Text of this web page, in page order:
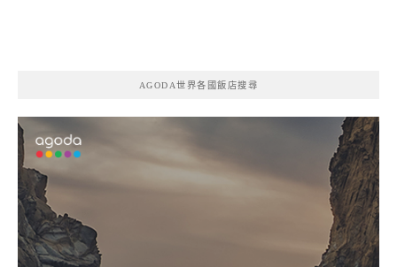
AGODA世界各國飯店搜尋